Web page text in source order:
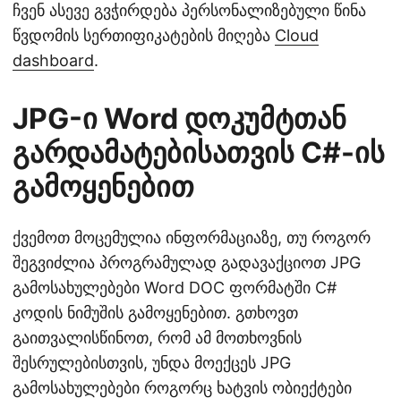
ჩვენ ასევე გვჭირდება პერსონალიზებული წინა
წვდომის სერთიფიკატების მიღება Cloud
dashboard.
JPG-ი Word დოკუმტთან
გარდამატებისათვის C#-ის
გამოყენებით
ქვემოთ მოცემულია ინფორმაციაზე, თუ როგორ
შეგვიძლია პროგრამულად გადავაქციოთ JPG
გამოსახულებები Word DOC ფორმატში C#
კოდის ნიმუშის გამოყენებით. გთხოვთ
გაითვალისწინოთ, რომ ამ მოთხოვნის
შესრულებისთვის, უნდა მოექცეს JPG
გამოსახულებები როგორც ხატვის ობიექტები